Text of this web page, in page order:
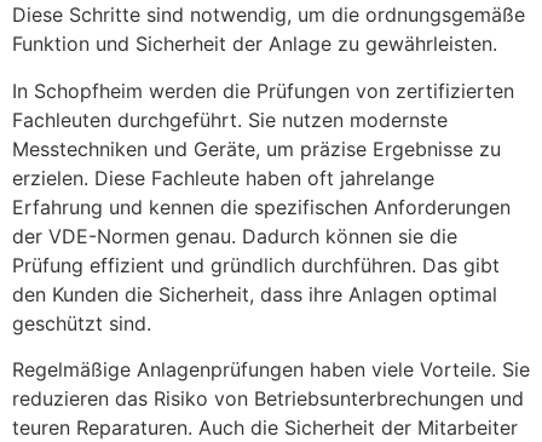
Diese Schritte sind notwendig, um die ordnungsgemäße
Funktion und Sicherheit der Anlage zu gewährleisten.
In Schopfheim werden die Prüfungen von zertifizierten
Fachleuten durchgeführt. Sie nutzen modernste
Messtechniken und Geräte, um präzise Ergebnisse zu
erzielen. Diese Fachleute haben oft jahrelange
Erfahrung und kennen die spezifischen Anforderungen
der VDE-Normen genau. Dadurch können sie die
Prüfung effizient und gründlich durchführen. Das gibt
den Kunden die Sicherheit, dass ihre Anlagen optimal
geschützt sind.
Regelmäßige Anlagenprüfungen haben viele Vorteile. Sie
reduzieren das Risiko von Betriebsunterbrechungen und
teuren Reparaturen. Auch die Sicherheit der Mitarbeiter